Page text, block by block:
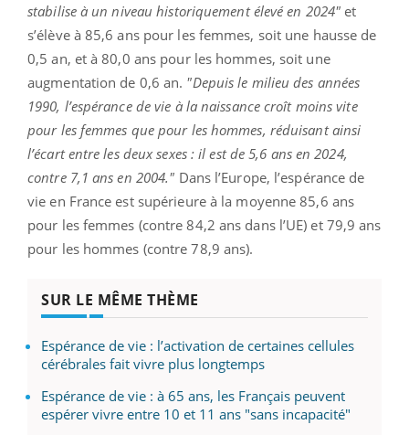
stabilise à un niveau historiquement élevé en 2024" et
s’élève à 85,6 ans pour les femmes, soit une hausse de
0,5 an, et à 80,0 ans pour les hommes, soit une
augmentation de 0,6 an. "Depuis le milieu des années
1990, l’espérance de vie à la naissance croît moins vite
pour les femmes que pour les hommes, réduisant ainsi
l’écart entre les deux sexes : il est de 5,6 ans en 2024,
contre 7,1 ans en 2004." Dans l’Europe, l’espérance de
vie en France est supérieure à la moyenne 85,6 ans
pour les femmes (contre 84,2 ans dans l’UE) et 79,9 ans
pour les hommes (contre 78,9 ans).
SUR LE MÊME THÈME
Espérance de vie : l’activation de certaines cellules
cérébrales fait vivre plus longtemps
Espérance de vie : à 65 ans, les Français peuvent
espérer vivre entre 10 et 11 ans "sans incapacité"